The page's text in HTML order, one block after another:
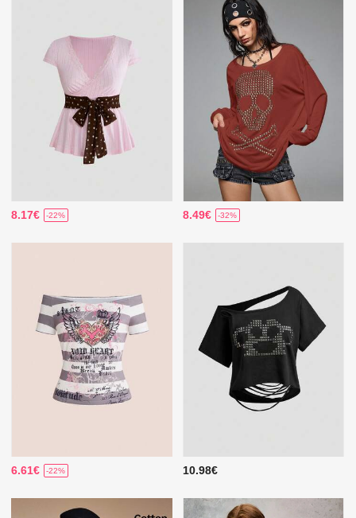
8.17€ -22% 8.49€ -32%
6.61€ -22% 10.98€